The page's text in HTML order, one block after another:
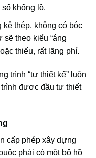
khổng lồ.
kê thép, không có bóc
theo kiểu “áng
thiếu, rất lãng phí.
trình “tự thiết kế” luôn
được đầu tư thiết
cấp phép xây dựng
phải có một bộ hồ